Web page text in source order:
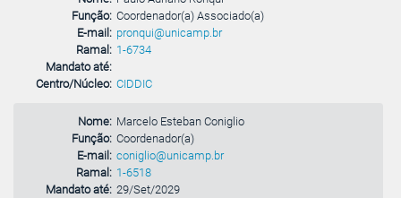
Função: Coordenador(a) Associado(a)
E-mail: pronqui@unicamp.br
Ramal: 1-6734
Mandato até:
Centro/Núcleo: CIDDIC
Nome: Marcelo Esteban Coniglio
Função: Coordenador(a)
E-mail: coniglio@unicamp.br
Ramal: 1-6518
Mandato até: 29/Set/2029